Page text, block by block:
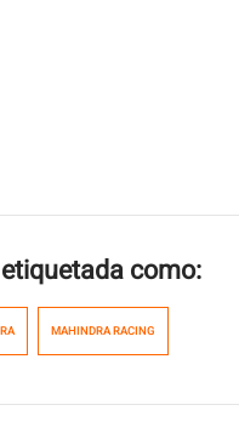
como:
MAHINDRA RACING